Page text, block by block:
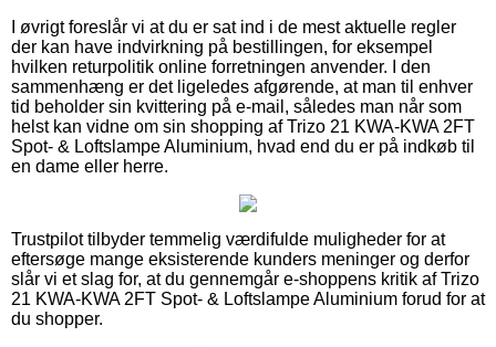
I øvrigt foreslår vi at du er sat ind i de mest aktuelle regler
der kan have indvirkning på bestillingen, for eksempel
hvilken returpolitik online forretningen anvender. I den
sammenhæng er det ligeledes afgørende, at man til enhver
tid beholder sin kvittering på e-mail, således man når som
helst kan vidne om sin shopping af Trizo 21 KWA-KWA 2FT
Spot- & Loftslampe Aluminium, hvad end du er på indkøb til
en dame eller herre.
Trustpilot tilbyder temmelig værdifulde muligheder for at
eftersøge mange eksisterende kunders meninger og derfor
slår vi et slag for, at du gennemgår e-shoppens kritik af Trizo
21 KWA-KWA 2FT Spot- & Loftslampe Aluminium forud for at
du shopper.